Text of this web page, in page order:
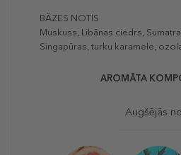
BĀZES NOTIS
Muskuss, Libānas ciedrs,
Singapūras, turku karamele,
AROMĀTA
Augšējās